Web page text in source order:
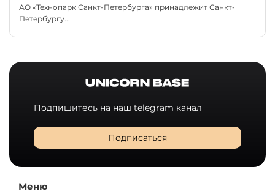
АО «Технопарк Санкт-Петербурга» принадлежит Санкт-
Петербургу...
Подпишитесь на наш telegram канал
Подписаться
Меню